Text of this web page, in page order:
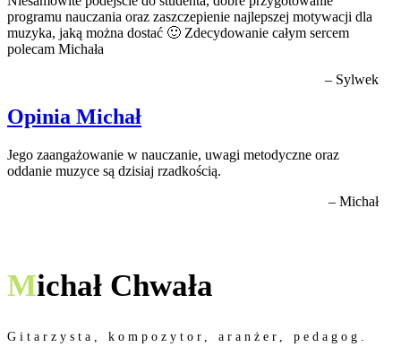
programu nauczania oraz zaszczepienie najlepszej motywacji dla
muzyka, jaką można dostać 🙂 Zdecydowanie całym sercem
polecam Michała
– Sylwek
Opinia Michał
Jego zaangażowanie w nauczanie, uwagi metodyczne oraz
oddanie muzyce są dzisiaj rzadkością.
– Michał
Michał Chwała
Gitarzysta, kompozytor, aranżer, pedagog.